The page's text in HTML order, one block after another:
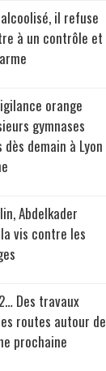
il refuse
à un contrôle et
orange
gymnases
demain à Lyon
Abdelkader
vis contre les
Des travaux
routes autour de
prochaine